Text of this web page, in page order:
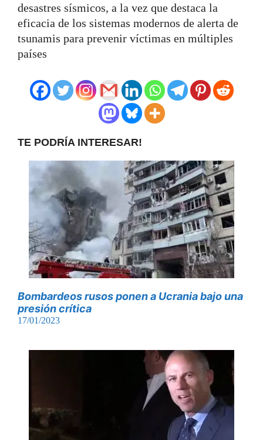
desastres sísmicos, a la vez que destaca la
eficacia de los sistemas modernos de alerta de
tsunamis para prevenir víctimas en múltiples
países
TE PODRÍA INTERESAR!
Bombardeos rusos ponen a Ucrania bajo una
presión crítica
17/01/2023